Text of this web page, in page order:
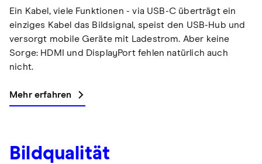
Ein Kabel, viele Funktionen - via USB-C überträgt ein
einziges Kabel das Bildsignal, speist den USB-Hub und
versorgt mobile Geräte mit Ladestrom. Aber keine
Sorge: HDMI und DisplayPort fehlen natürlich auch
nicht.
Mehr erfahren
Bildqualität